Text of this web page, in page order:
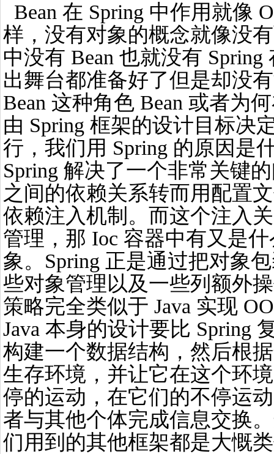
Bean 在 Spring 中作用就像
样，没有对象的概念就像没
中没有 Bean 也就没有
出舞台都准备好了但是却没
Bean 这种角色 Bean 或者为
由 Spring 框架的设计目标决
行，我们用 Spring 的原因是
Spring 解决了一个非常关键
之间的依赖关系转而用配置
依赖注入机制。而这个注入
管理，那 Ioc 容器中有又是
象。Spring 正是通过把对象
些对象管理以及一些列额外
策略完全类似于 Java 实现
Java 本身的设计要比 Spring
构建一个数据结构，然后根
生存环境，并让它在这个环
停的运动，在它们的不停运
者与其他个体完成信息交换
们用到的其他框架都是大慨